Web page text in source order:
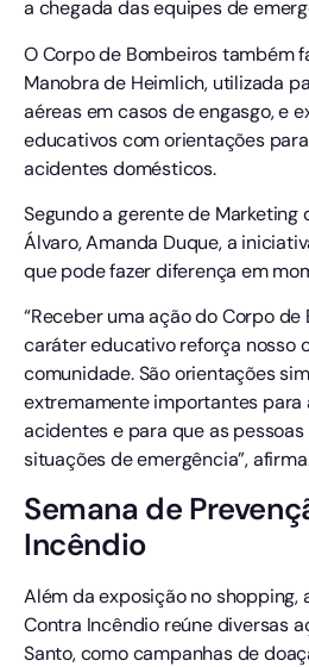
a chegada das equipes de
O Corpo de Bombeiros também
Manobra de Heimlich, utilizada
aéreas em casos de engasgo, e
educativos com orientações
acidentes domésticos.
Segundo a gerente de Marketing
Álvaro, Amanda Duque, a
que pode fazer diferença em
“Receber uma ação do Corpo
caráter educativo reforça nosso
comunidade. São orientações
extremamente importantes para
acidentes e para que as
situações de emergência”,
Semana de
Incêndio
Além da exposição no shopping,
Contra Incêndio reúne diversas
Santo, como campanhas de